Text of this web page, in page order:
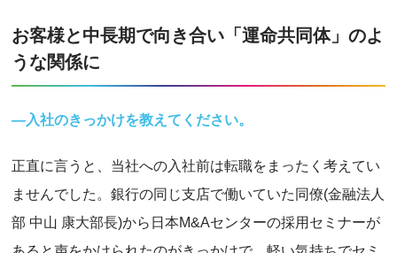
お客様と中長期で向き合い「運命共同体」のよ
うな関係に
―入社のきっかけを教えてください。
正直に言うと、当社への入社前は転職をまったく考えてい
ませんでした。銀行の同じ支店で働いていた同僚(金融法人
部 中山 康大部長)から日本M&Aセンターの採用セミナーが